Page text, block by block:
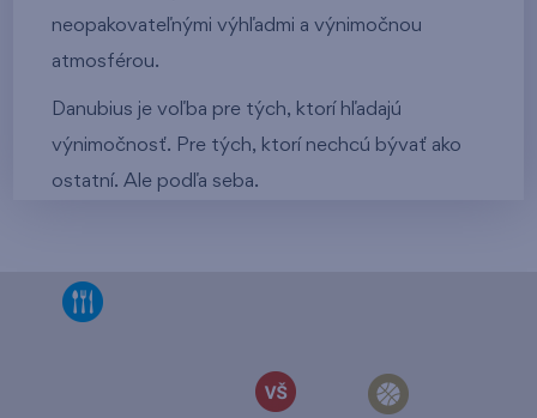
neopakovateľnými výhľadmi a výnimočnou
atmosférou.
Danubius je voľba pre tých, ktorí hľadajú
výnimočnosť. Pre tých, ktorí nechcú bývať ako
ostatní. Ale podľa seba.